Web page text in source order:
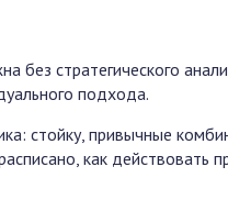
без стратегического
подхода.
стойку, привычные
как действовать